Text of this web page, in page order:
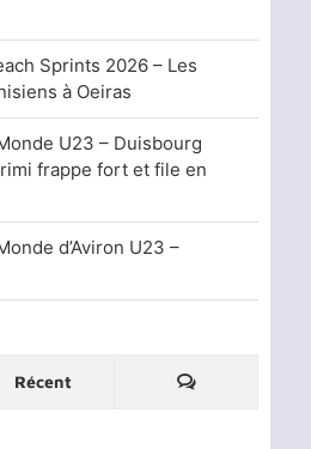
Sprints 2026 – Les
à Oeiras
U23 – Duisbourg
frappe fort et file en
d’Aviron U23 –
Récent